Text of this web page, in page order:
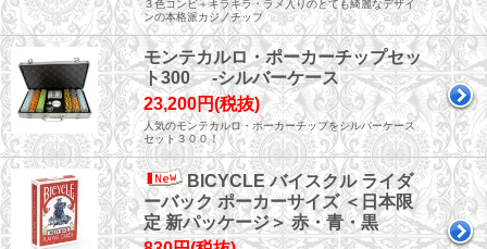
３色コンビ＋キラキラ・ラメ入りのとても綺麗なデザイ
ンの本格派カジノチップ
モンテカルロ・ポーカーチップセッ
ト300 -シルバーケース
23,200円(税抜)
人気のモンテカルロ・ポーカーチップをシルバーケース
セット３００！
BICYCLE バイスクル ライダ
ーバック ポーカーサイズ ＜日本限
定 新パッケージ＞ 赤・青・黒